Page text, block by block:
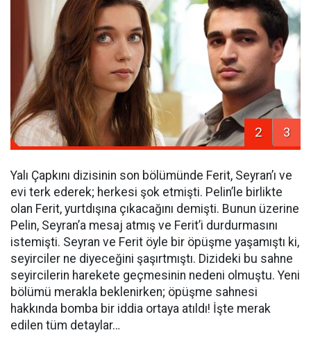
2 3
Yalı Çapkını dizisinin son bölümünde Ferit, Seyran’ı ve
evi terk ederek; herkesi şok etmişti. Pelin’le birlikte
olan Ferit, yurtdışına çıkacağını demişti. Bunun üzerine
Pelin, Seyran’a mesaj atmış ve Ferit’i durdurmasını
istemişti. Seyran ve Ferit öyle bir öpüşme yaşamıştı ki,
seyirciler ne diyeceğini şaşırtmıştı. Dizideki bu sahne
seyircilerin harekete geçmesinin nedeni olmuştu. Yeni
bölümü merakla beklenirken; öpüşme sahnesi
hakkında bomba bir iddia ortaya atıldı! İşte merak
edilen tüm detaylar…